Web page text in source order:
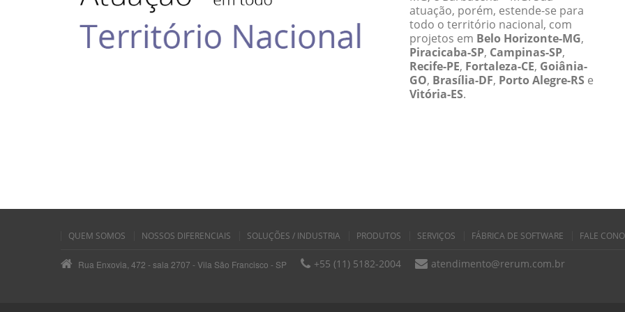
atuação, porém, estende-se para
todo o território nacional, com
projetos em Belo Horizonte-MG,
Piracicaba-SP, Campinas-SP,
Recife-PE, Fortaleza-CE, Goiânia-
GO, Brasília-DF, Porto Alegre-RS e
Vitória-ES.
QUEM SOMOS NOSSOS DIFERENCIAIS SOLUÇÕES / INDUSTRIA PRODUTOS SERVIÇOS FÁBRICA DE SOFTWARE FALE
Rua Enxovia, 472 - sala 2707 - Vila São Francisco - SP +55 (11) 5182-2004 atendimento@rerum.com.br